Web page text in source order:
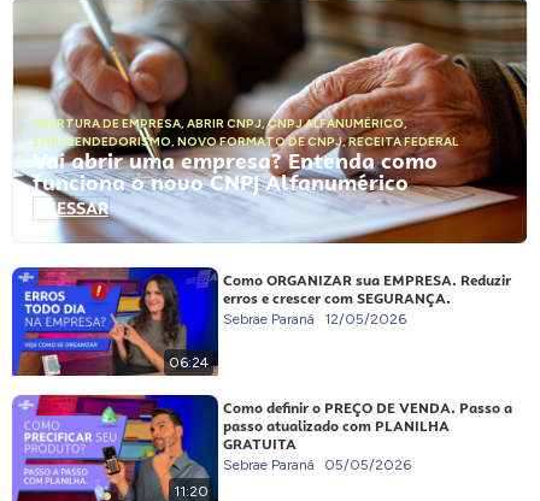
ABERTURA DE EMPRESA, ABRIR CNPJ,CNPJ ALFANUMÉRICO,
EMPREENDEDORISMO, NOVO FORMATO DE CNPJ,RECEITA FEDERAL
Vai abrir uma empresa? Entenda como
funciona o novo CNPJ Alfanumérico
ACESSAR
06:24
Como ORGANIZAR sua EMPRESA. Reduzir
erros e crescer com SEGURANÇA.
Sebrae Paraná 12/05/2026
11:20
Como definir o PREÇO DE VENDA. Passo a
passo atualizado com PLANILHA
GRATUITA
Sebrae Paraná 05/05/2026